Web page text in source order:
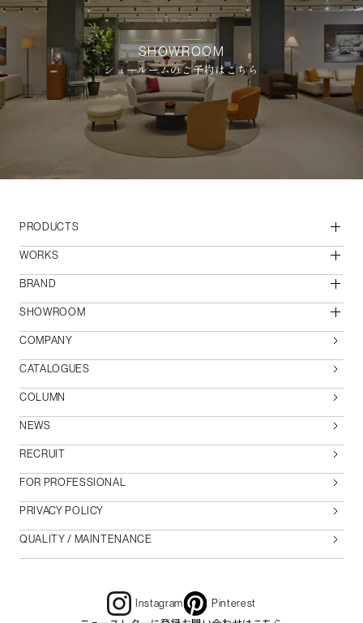
SHOWROOM
ショールームのご予約はこちら
PRODUCTS
WORKS
BRAND
SHOWROOM
COMPANY
CATALOGUES
COLUMN
NEWS
RECRUIT
FOR PROFESSIONAL
PRIVACY POLICY
QUALITY / MAINTENANCE
Instagram Pinterest